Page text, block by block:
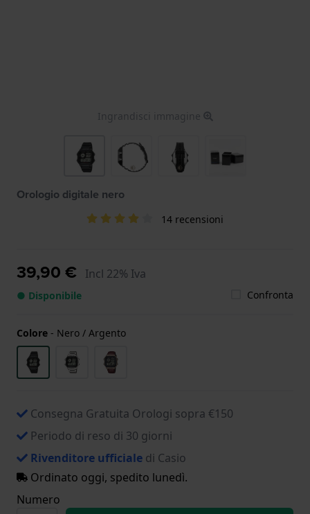
Ingrandisci immagine
Orologio digitale nero
14 recensioni
39,90 € Incl 22% Iva
● Disponibile Confronta
Colore - Nero / Argento
Consegna Gratuita Orologi sopra €150
Periodo di reso di 30 giorni
Rivenditore ufficiale di Casio
Ordinato oggi, spedito lunedì.
Numero